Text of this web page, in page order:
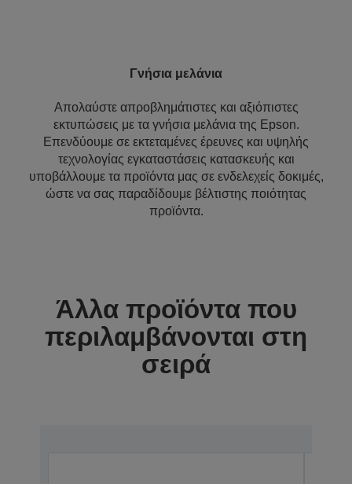
Γνήσια μελάνια
Απολαύστε απροβλημάτιστες και αξιόπιστες
εκτυπώσεις με τα γνήσια μελάνια της Epson.
Επενδύουμε σε εκτεταμένες έρευνες και υψηλής
τεχνολογίας εγκαταστάσεις κατασκευής και
υποβάλλουμε τα προϊόντα μας σε ενδελεχείς δοκιμές,
ώστε να σας παραδίδουμε βέλτιστης ποιότητας
προϊόντα.
Άλλα προϊόντα που
περιλαμβάνονται στη
σειρά